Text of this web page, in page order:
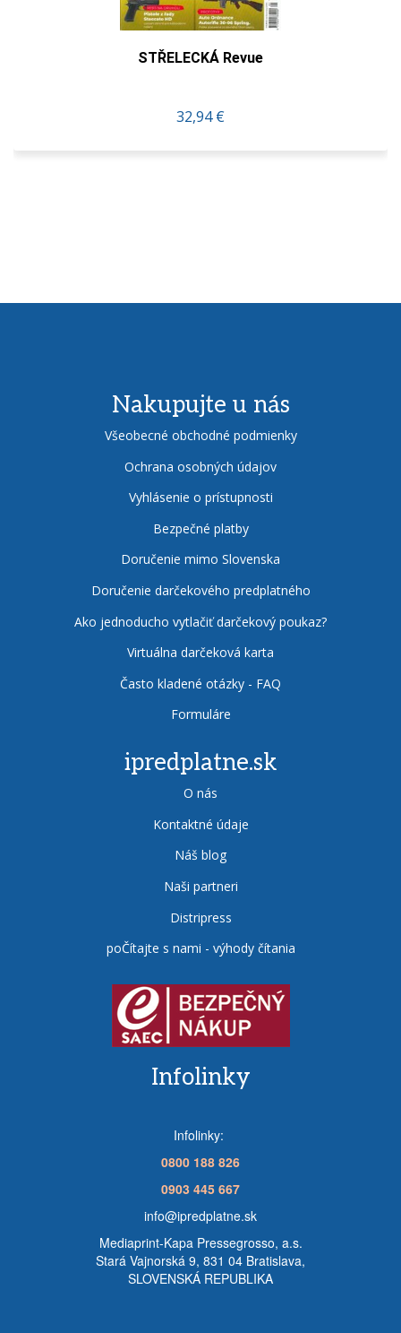
STŘELECKÁ Revue
32,94 €
Nakupujte u nás
Všeobecné obchodné podmienky
Ochrana osobných údajov
Vyhlásenie o prístupnosti
Bezpečné platby
Doručenie mimo Slovenska
Doručenie darčekového predplatného
Ako jednoducho vytlačiť darčekový poukaz?
Virtuálna darčeková karta
Často kladené otázky - FAQ
Formuláre
ipredplatne.sk
O nás
Kontaktné údaje
Náš blog
Naši partneri
Distripress
poČítajte s nami - výhody čítania
Infolinky
Infolinky:
0800 188 826
0903 445 667
info@ipredplatne.sk
Mediaprint-Kapa Pressegrosso, a.s.
Stará Vajnorská 9, 831 04 Bratislava,
SLOVENSKÁ REPUBLIKA